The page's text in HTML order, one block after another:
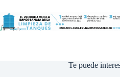
Te puede